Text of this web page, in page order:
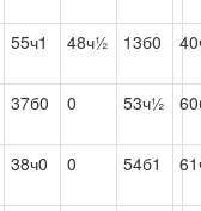
55ч1 48ч½ 13б0
37б0 0 53ч½
38ч0 0 54б1